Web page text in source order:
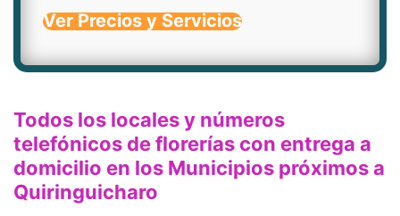
Ver Precios y Servicios
Todos los locales y números
telefónicos de florerías con entrega a
domicilio en los Municipios próximos a
Quiringuicharo